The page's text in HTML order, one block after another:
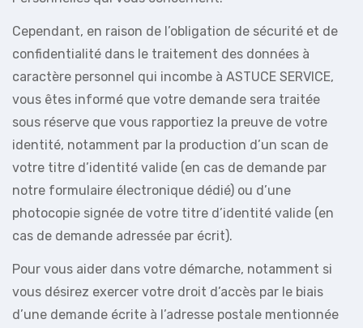
Cependant, en raison de l’obligation de sécurité et de
confidentialité dans le traitement des données à
caractère personnel qui incombe à ASTUCE SERVICE,
vous êtes informé que votre demande sera traitée
sous réserve que vous rapportiez la preuve de votre
identité, notamment par la production d’un scan de
votre titre d’identité valide (en cas de demande par
notre formulaire électronique dédié) ou d’une
photocopie signée de votre titre d’identité valide (en
cas de demande adressée par écrit).
Pour vous aider dans votre démarche, notamment si
vous désirez exercer votre droit d’accès par le biais
d’une demande écrite à l’adresse postale mentionnée